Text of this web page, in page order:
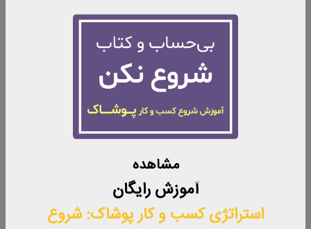
سوی دیگر، پوشیدن کفش‌های بزرگ و نامتناسب نیز می‌تواند
استایل شما را ناهمگون کند. بنابراین، برای شیک‌تر و جوان‌تر به
نظر رسیدن، از کفش‌های سبک، متناسب و روشن استفاده کنید.
این مدل از کفش‌ها علاوه بر تضمین راحتی و زیبایی‌تان،
تکمیل‌کننده استایل شما نیز هستند.
انتخاب شلوار نامناسب
مشاهده
آموزش رایگان
استراتژی کسب‌ و کار پوشاک: شروع